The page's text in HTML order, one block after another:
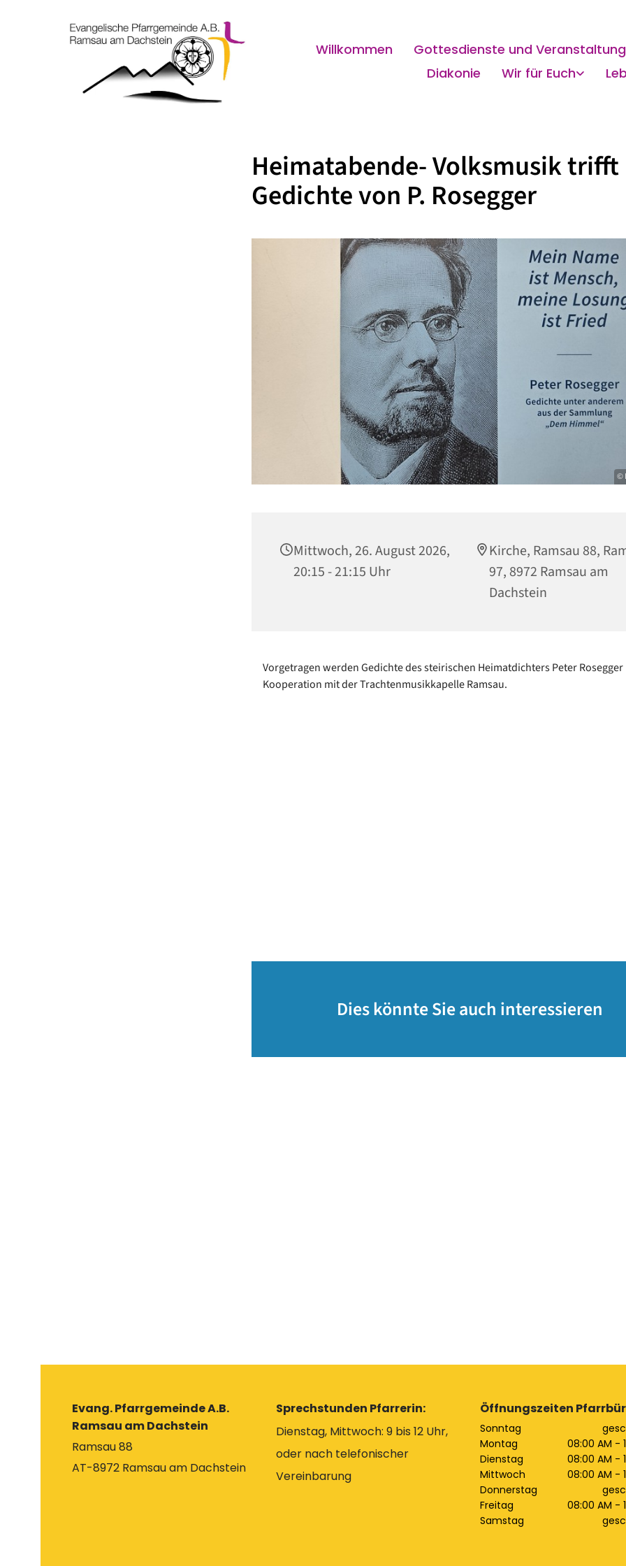
Willkommen
Gottesdienste und
Diakonie
Wir für Euch
Heimatabende- Volksmusik trifft
Gedichte von P. Rosegger
©
Mittwoch, 26. August 2026,
20:15 - 21:15 Uhr
Kirche, Ramsau 88,
97, 8972 Ramsau am
Dachstein
Vorgetragen werden Gedichte des steirischen Heimatdichters Peter Rosegger
Kooperation mit der Trachtenmusikkapelle Ramsau.
Dies könnte Sie auch interessieren
Evang. Pfarrgemeinde A.B.
Ramsau am Dachstein
Ramsau 88
AT-8972 Ramsau am Dachstein
Sprechstunden Pfarrerin:
Dienstag, Mittwoch: 9 bis 12 Uhr,
oder nach telefonischer
Vereinbarung
Öffnungszeiten
Sonntag
Montag
08:00 AM -
Dienstag
08:00 AM -
Mittwoch
08:00 AM -
Donnerstag
Freitag
08:00 AM -
Samstag